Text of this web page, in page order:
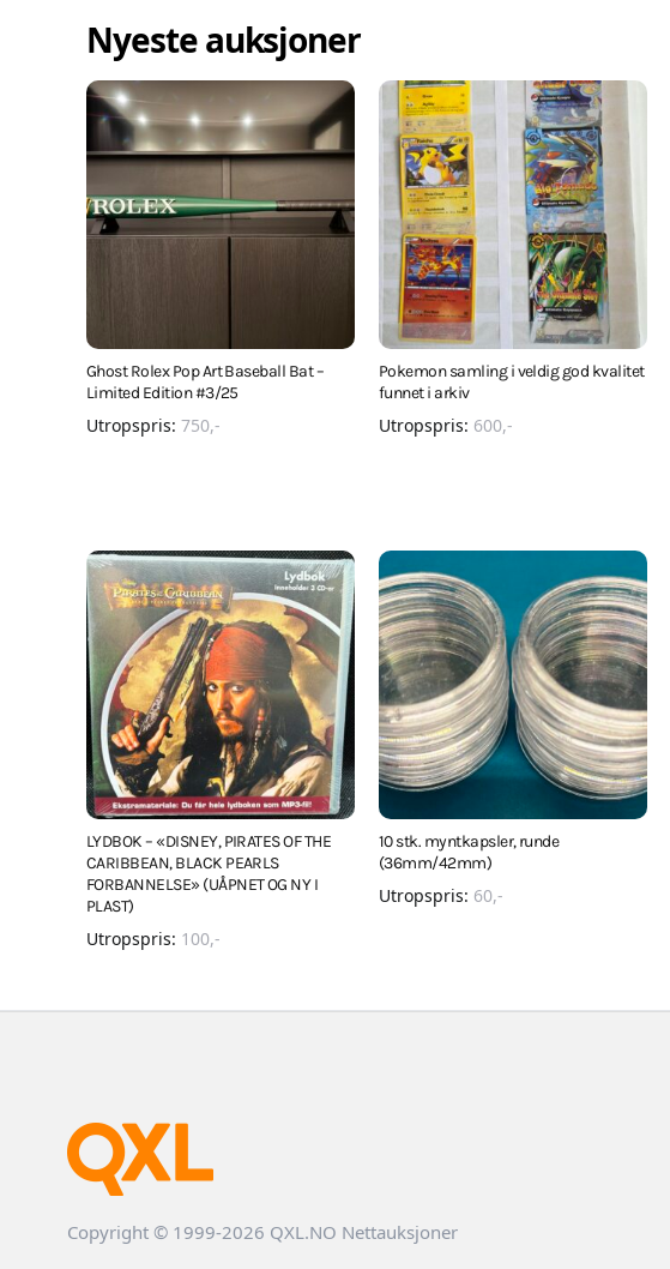
Nyeste auksjoner
Ghost Rolex Pop Art Baseball Bat –
Limited Edition #3/25
Utropspris: 750,-
Pokemon samling i veldig god kvalitet
funnet i arkiv
Utropspris: 600,-
LYDBOK – «DISNEY, PIRATES OF THE
CARIBBEAN, BLACK PEARLS
FORBANNELSE» (UÅPNET OG NY I
PLAST)
Utropspris: 100,-
10 stk. myntkapsler, runde
(36mm/42mm)
Utropspris: 60,-
Copyright © 1999-2026 QXL.NO Nettauksjoner